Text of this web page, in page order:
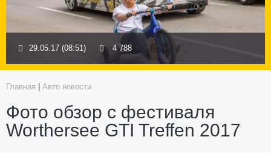
29.05.17 (08:51) 4 788
Главная Авто новости
Фото обзор с фестиваля
Worthersee GTI Treffen 2017